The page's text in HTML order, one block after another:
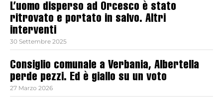
L’uomo disperso ad Orcesco è stato
ritrovato e portato in salvo. Altri
interventi
30 Settembre 2025
Consiglio comunale a Verbania, Albertella
perde pezzi. Ed è giallo su un voto
27 Marzo 2026